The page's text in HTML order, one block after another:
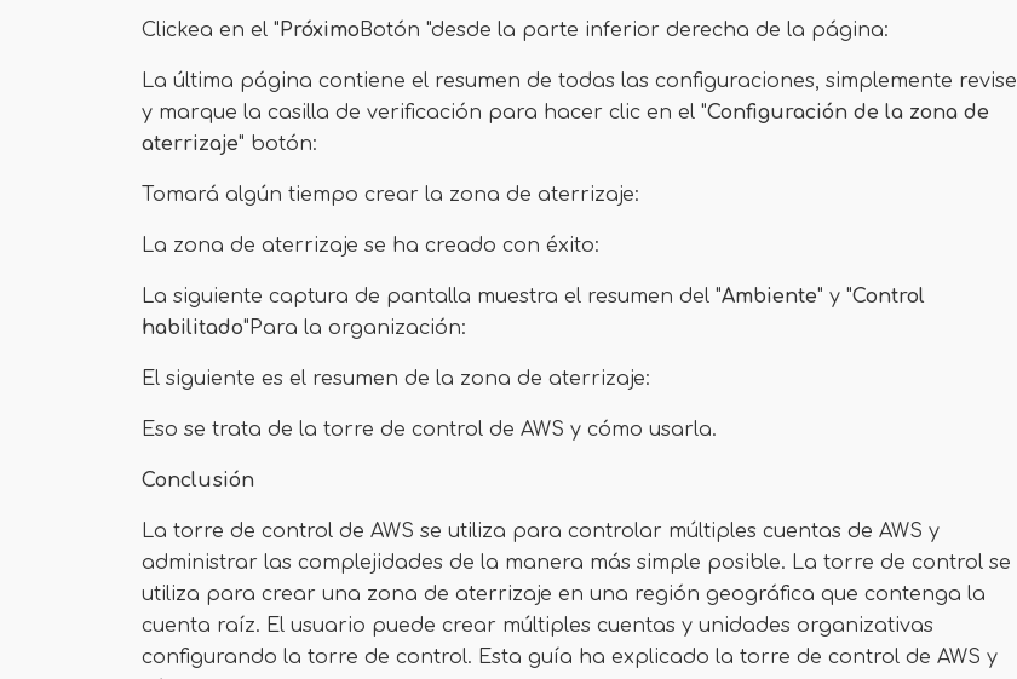
Clickea en el "Próximo Botón "desde la parte inferior derecha de la página:
La última página contiene el resumen de todas las configuraciones, simplemente revise
y marque la casilla de verificación para hacer clic en el "Configuración de la zona de
aterrizaje" botón:
Tomará algún tiempo crear la zona de aterrizaje:
La zona de aterrizaje se ha creado con éxito:
La siguiente captura de pantalla muestra el resumen del "Ambiente" y "Control
habilitado"Para la organización:
El siguiente es el resumen de la zona de aterrizaje:
Eso se trata de la torre de control de AWS y cómo usarla.
Conclusión
La torre de control de AWS se utiliza para controlar múltiples cuentas de AWS y
administrar las complejidades de la manera más simple posible. La torre de control se
utiliza para crear una zona de aterrizaje en una región geográfica que contenga la
cuenta raíz. El usuario puede crear múltiples cuentas y unidades organizativas
configurando la torre de control. Esta guía ha explicado la torre de control de AWS y